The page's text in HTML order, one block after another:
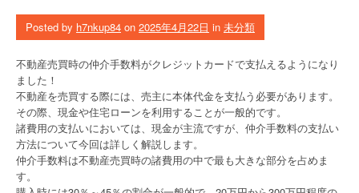
Posted by h7nkup84 on 2025年4月22日 in 未分類
不動産売買時の仲介手数料がクレジットカードで支払えるようになり
ました！
不動産を売買する際には、売主に本体代金を支払う必要があります。
その際、現金や住宅ローンを利用することが一般的です。
諸費用の支払いにおいては、現金が主流ですが、仲介手数料の支払い
方法について今回は詳しく解説します。
仲介手数料は不動産売買時の諸費用の中で最も大きな部分を占めま
す。